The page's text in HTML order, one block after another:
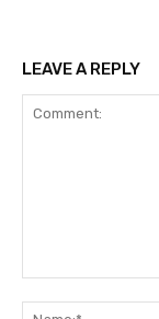
LEAVE A REPLY